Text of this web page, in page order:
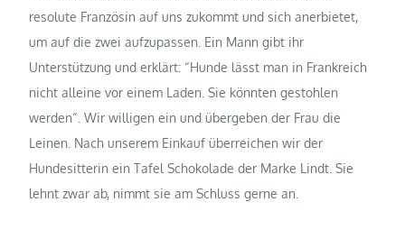
resolute Französin auf uns zukommt und sich anerbietet,
um auf die zwei aufzupassen. Ein Mann gibt ihr
Unterstützung und erklärt: “Hunde lässt man in Frankreich
nicht alleine vor einem Laden. Sie könnten gestohlen
werden“. Wir willigen ein und übergeben der Frau die
Leinen. Nach unserem Einkauf überreichen wir der
Hundesitterin ein Tafel Schokolade der Marke Lindt. Sie
lehnt zwar ab, nimmt sie am Schluss gerne an.